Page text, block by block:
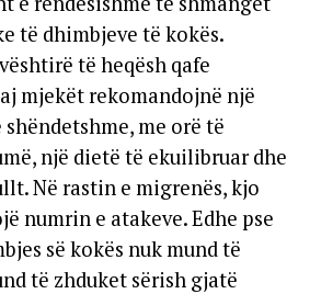
të dhimbjeve të kokës.
të heqësh qafe
mjekët rekomandojnë një
me orë të
një dietë të ekuilibruar dhe
Në rastin e migrenës, kjo
numrin e atakeve. Edhe pse
së kokës nuk mund të
të zhduket sërish gjatë